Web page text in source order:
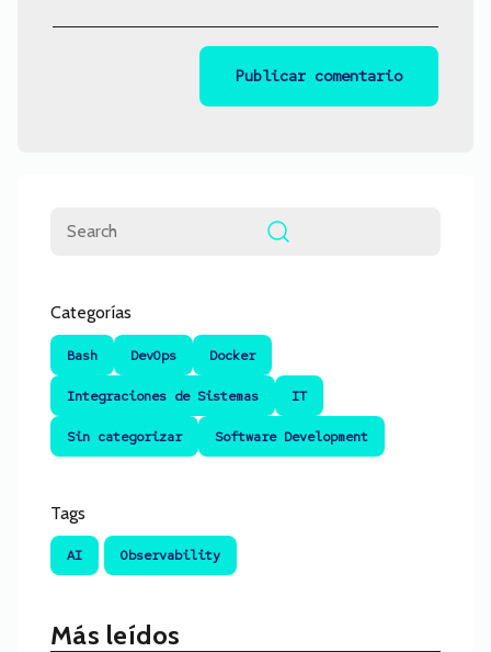
Categorías
Bash DevOps Docker
Integraciones de Sistemas IT
Sin categorizar Software Development
Tags
AI Observability
Más leídos